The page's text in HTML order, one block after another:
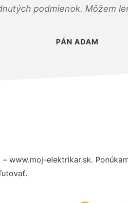
podmienok. Môžem
PÁN ADAM
www.moj-elektrikar.sk.